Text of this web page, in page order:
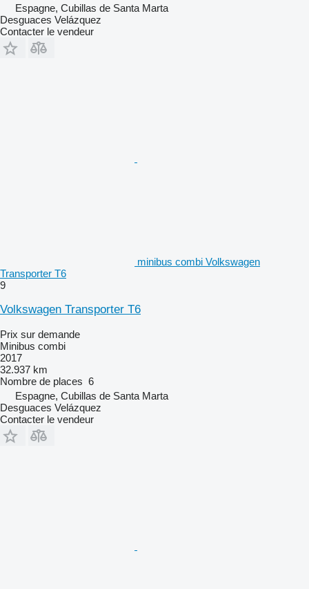
Espagne, Cubillas de Santa Marta
Desguaces Velázquez
Contacter le vendeur
minibus combi Volkswagen
Transporter T6
9
Volkswagen Transporter T6
Prix sur demande
Minibus combi
2017
32.937 km
Nombre de places 6
Espagne, Cubillas de Santa Marta
Desguaces Velázquez
Contacter le vendeur